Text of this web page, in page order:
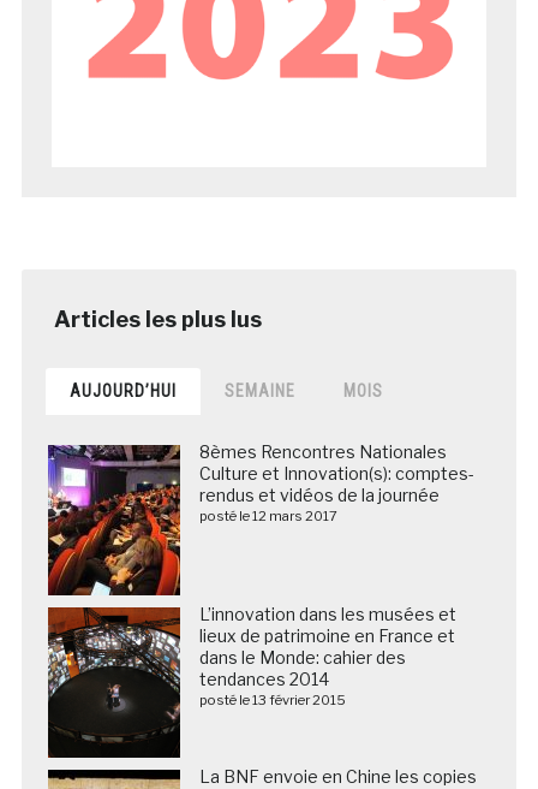
AUJOURD’HUI SEMAINE MOIS
8èmes Rencontres Nationales
Culture et Innovation(s): comptes-
rendus et vidéos de la journée
posté le 12 mars 2017
L’innovation dans les musées et
lieux de patrimoine en France et
dans le Monde: cahier des
tendances 2014
posté le 13 février 2015
La BNF envoie en Chine les copies